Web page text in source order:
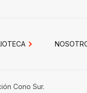
Cono Sur.